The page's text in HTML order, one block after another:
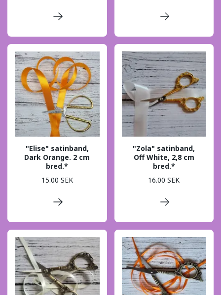
"Elise" satinband,
Dark Orange. 2 cm
bred.*
15.00 SEK
"Zola" satinband,
Off White, 2,8 cm
bred.*
16.00 SEK